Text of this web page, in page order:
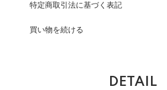
特定商取引法に基づく表記
買い物を続ける
DETAIL